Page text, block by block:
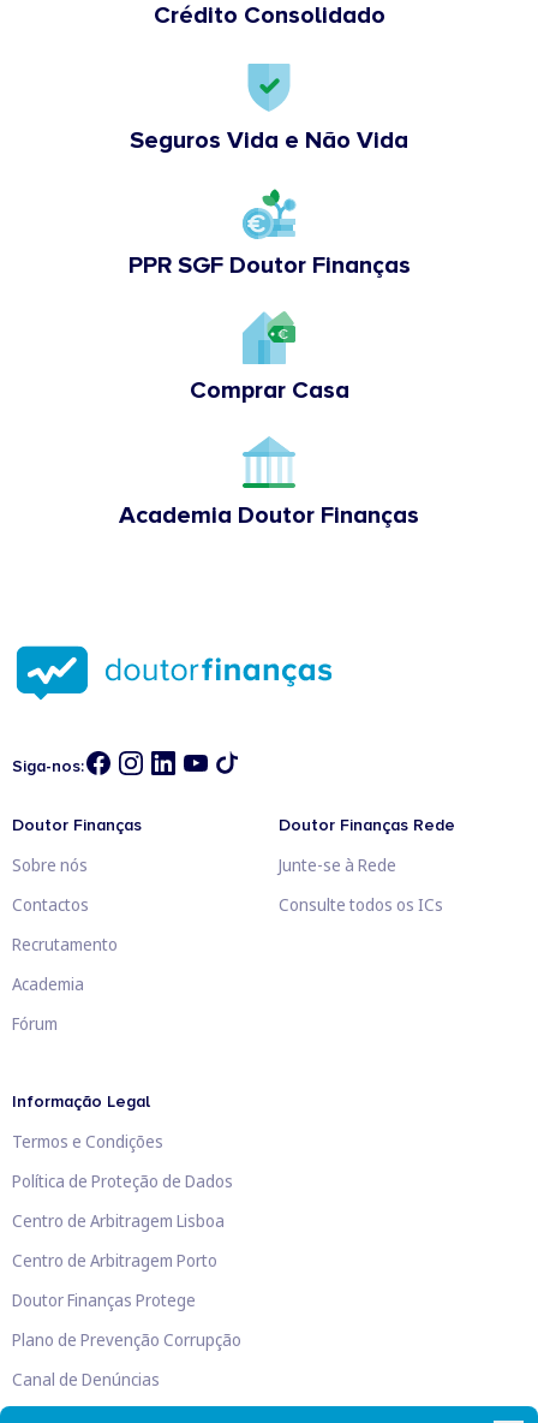
Crédito Consolidado
Seguros Vida e Não Vida
PPR SGF Doutor Finanças
Comprar Casa
Academia Doutor Finanças
Siga-nos:
Doutor Finanças
Sobre nós
Contactos
Recrutamento
Academia
Fórum
Doutor Finanças Rede
Junte-se à Rede
Consulte todos os ICs
Informação Legal
Termos e Condições
Política de Proteção de Dados
Centro de Arbitragem Lisboa
Centro de Arbitragem Porto
Doutor Finanças Protege
Plano de Prevenção Corrupção
Canal de Denúncias